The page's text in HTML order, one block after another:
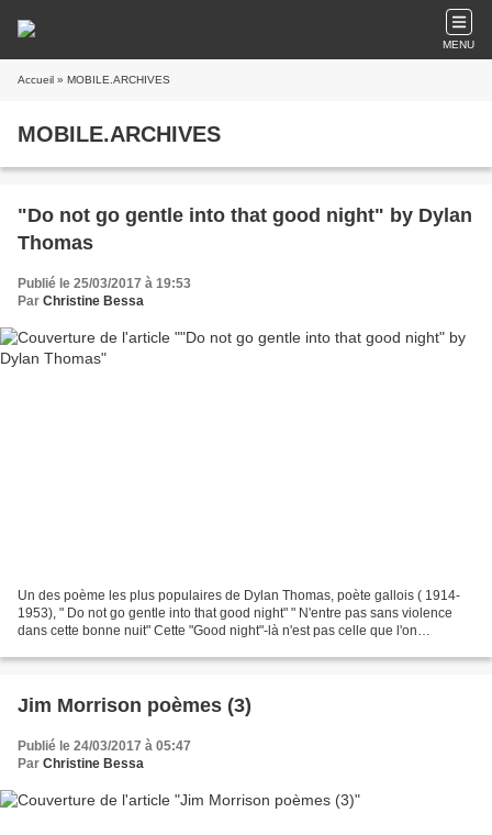
MENU
Accueil » MOBILE.ARCHIVES
MOBILE.ARCHIVES
"Do not go gentle into that good night" by Dylan
Thomas
Publié le 25/03/2017 à 19:53
Par Christine Bessa
Un des poème les plus populaires de Dylan Thomas, poète gallois ( 1914-
1953), " Do not go gentle into that good night" " N'entre pas sans violence
dans cette bonne nuit" Cette "Good night"-là n'est pas celle que l'on
Jim Morrison poèmes (3)
Publié le 24/03/2017 à 05:47
Par Christine Bessa